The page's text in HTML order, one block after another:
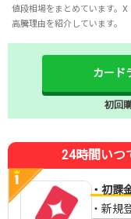
値段相場をまとめています。X
高騰理由を紹介しています。
カード
初回
24時間いつ
・初課
・新規